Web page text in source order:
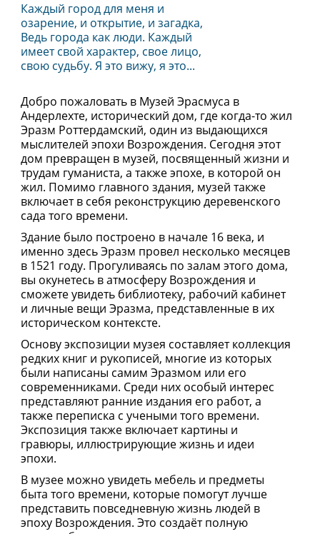
Добро пожаловать в Музей Эрасмуса в
Андерлехте, исторический дом, где когда-то жил
Эразм Роттердамский, один из выдающихся
мыслителей эпохи Возрождения. Сегодня этот
дом превращен в музей, посвященный жизни и
трудам гуманиста, а также эпохе, в которой он
жил. Помимо главного здания, музей также
включает в себя реконструкцию деревенского
сада того времени.
Здание было построено в начале 16 века, и
именно здесь Эразм провел несколько месяцев
в 1521 году. Прогуливаясь по залам этого дома,
вы окунетесь в атмосферу Возрождения и
сможете увидеть библиотеку, рабочий кабинет
и личные вещи Эразма, представленные в их
историческом контексте.
Основу экспозиции музея составляет коллекция
редких книг и рукописей, многие из которых
были написаны самим Эразмом или его
современниками. Среди них особый интерес
представляют ранние издания его работ, а
также переписка с учеными того времени.
Экспозиция также включает картины и
гравюры, иллюстрирующие жизнь и идеи
эпохи.
В музее можно увидеть мебель и предметы
быта того времени, которые помогут лучше
представить повседневную жизнь людей в
эпоху Возрождения. Это создаёт полную
Каждый город для меня и
озарение, и открытие, и загадка,
Ведь города как люди. Каждый
имеет свой характер, свое лицо,
свою судьбу. Я это вижу, я это...